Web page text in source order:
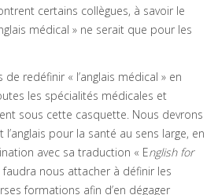
certains collègues, à savoir le
médical » ne serait que pour les
redéfinir « l’anglais médical » en
les spécialités médicales et
sous cette casquette. Nous devrons
pour la santé au sens large, en
avec sa traduction « English for
faudra nous attacher à définir les
formations afin d’en dégager